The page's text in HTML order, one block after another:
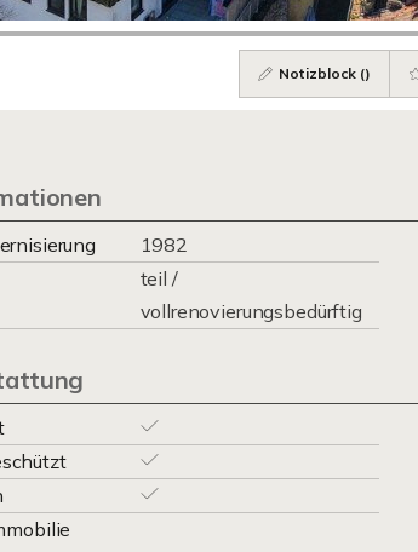
Notizblock ()
1982
teil /
vollrenovierungsbedürftig